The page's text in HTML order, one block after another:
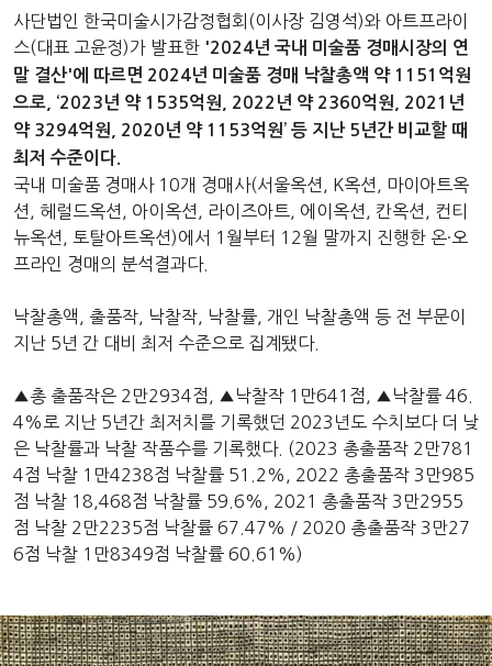
사단법인 한국미술시가감정협회(이사장 김영석)와 아트프라이
스(대표 고윤정)가 발표한 '2024년 국내 미술품 경매시장의 연
말 결산'에 따르면 2024년 미술품 경매 낙찰총액 약 1151억원
으로, ‘2023년 약 1535억원, 2022년 약 2360억원, 2021년
약 3294억원, 2020년 약 1153억원’ 등 지난 5년간 비교할 때
최저 수준이다.
국내 미술품 경매사 10개 경매사(서울옥션, K옥션, 마이아트옥
션, 헤럴드옥션, 아이옥션, 라이즈아트, 에이옥션, 칸옥션, 컨티
뉴옥션, 토탈아트옥션)에서 1월부터 12월 말까지 진행한 온·오
프라인 경매의 분석결과다.
낙찰총액, 출품작, 낙찰작, 낙찰률, 개인 낙찰총액 등 전 부문이
지난 5년 간 대비 최저 수준으로 집계됐다.
▲총 출품작은 2만2934점, ▲낙찰작 1만641점, ▲낙찰률 46.
4%로 지난 5년간 최저치를 기록했던 2023년도 수치보다 더 낮
은 낙찰률과 낙찰 작품수를 기록했다. (2023 총출품작 2만781
4점 낙찰 1만4238점 낙찰률 51.2%, 2022 총출품작 3만985
점 낙찰 18,468점 낙찰률 59.6%, 2021 총출품작 3만2955
점 낙찰 2만2235점 낙찰률 67.47% / 2020 총출품작 3만27
6점 낙찰 1만8349점 낙찰률 60.61%)